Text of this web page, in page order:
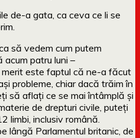
de-a gata, ca ceva ce li se
să vedem cum putem
patru luni –
merit este faptul că ne-a făcut
probleme, chiar dacă trăim în
să aflați ce se mai întâmplă și
de drepturi civile, puteți
limbi, inclusiv română.
lângă Parlamentul britanic, de